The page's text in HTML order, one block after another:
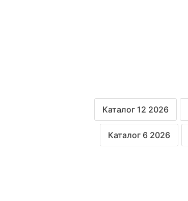
Каталог 12 2026
Каталог 6 2026